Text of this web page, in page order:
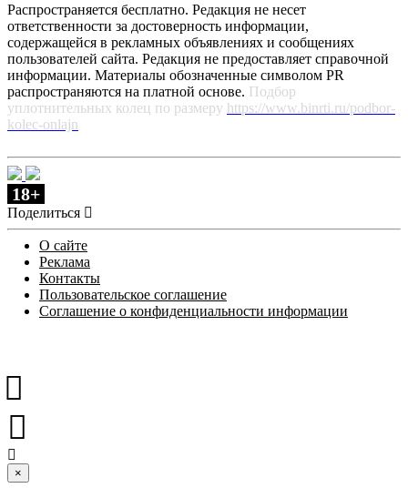
Распространяется бесплатно. Редакция не несет
ответственности за достоверность информации,
содержащейся в рекламных объявлениях и сообщениях
пользователей сайта. Редакция не предоставляет справочной
информации. Материалы обозначенные символом PR
распространяются на платной основе. Подбор
уплотнительных колец по размеру https://www.binrti.ru/podbor-
kolec-onlajn
18+
Поделиться
О сайте
Реклама
Контакты
Пользовательское соглашение
Соглашение о конфиденциальности информации
×